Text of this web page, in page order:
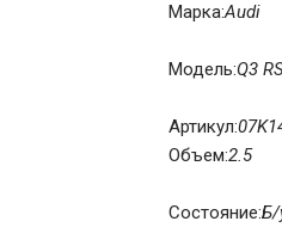
Марка:Audi
Модель:Q3
Артикул:
Объем:2.5
Состояние:Б/